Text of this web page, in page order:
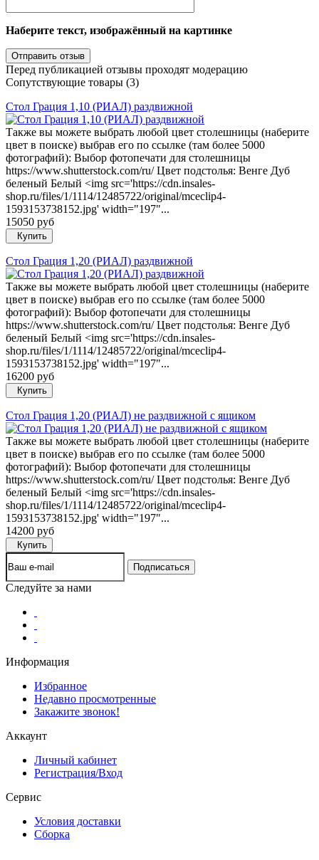
Наберите текст, изображённый на картинке
Перед публикацией отзывы проходят модерацию
Сопутствующие товары (3)
Стол Грация 1,10 (РИАЛ) раздвижной
Также вы можете выбрать любой цвет столешницы (наберите
цвет в поиске) выбрав его по ссылке (там более 5000
фотографий): Выбор фотопечати для столешницы
https://www.shutterstock.com/ru/ Цвет подстолья: Венге Дуб
беленый Белый <img src='https://cdn.insales-
shop.ru/files/1/1114/12485722/original/mceclip4-
1593153738152.jpg' width="197"...
15050 руб
Купить
Стол Грация 1,20 (РИАЛ) раздвижной
Также вы можете выбрать любой цвет столешницы (наберите
цвет в поиске) выбрав его по ссылке (там более 5000
фотографий): Выбор фотопечати для столешницы
https://www.shutterstock.com/ru/ Цвет подстолья: Венге Дуб
беленый Белый <img src='https://cdn.insales-
shop.ru/files/1/1114/12485722/original/mceclip4-
1593153738152.jpg' width="197"...
16200 руб
Купить
Стол Грация 1,20 (РИАЛ) не раздвижной с ящиком
Также вы можете выбрать любой цвет столешницы (наберите
цвет в поиске) выбрав его по ссылке (там более 5000
фотографий): Выбор фотопечати для столешницы
https://www.shutterstock.com/ru/ Цвет подстолья: Венге Дуб
беленый Белый <img src='https://cdn.insales-
shop.ru/files/1/1114/12485722/original/mceclip4-
1593153738152.jpg' width="197"...
14200 руб
Купить
Следуйте за нами
Информация
Избранное
Недавно просмотренные
Закажите звонок!
Аккаунт
Личный кабинет
Регистрация/Вход
Сервис
Условия доставки
Сборка